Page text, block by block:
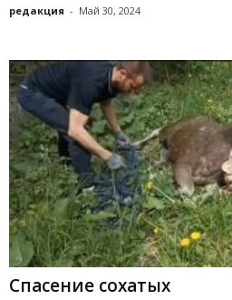
редакция - Май 30, 2024
Спасение сохатых